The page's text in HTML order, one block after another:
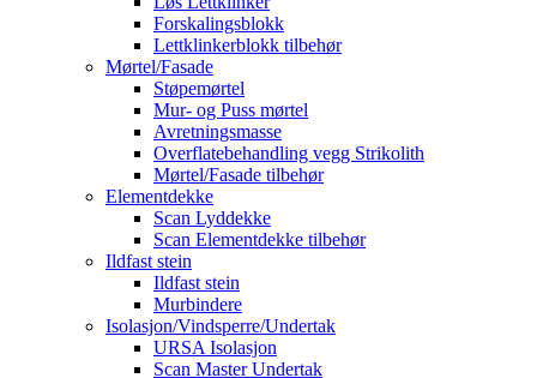
Forskalingsblokk
Lettklinkerblokk tilbehør
Mørtel/Fasade
Støpemørtel
Mur- og Puss mørtel
Avretningsmasse
Overflatebehandling vegg Strikolith
Mørtel/Fasade tilbehør
Elementdekke
Scan Lyddekke
Scan Elementdekke tilbehør
Ildfast stein
Ildfast stein
Murbindere
Isolasjon/Vindsperre/Undertak
URSA Isolasjon
Scan Master Undertak